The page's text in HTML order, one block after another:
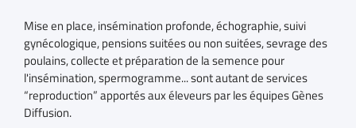
Mise en place, insémination profonde, échographie, suivi
gynécologique, pensions suitées ou non suitées, sevrage des
poulains, collecte et préparation de la semence pour
l'insémination, spermogramme... sont autant de services
“reproduction” apportés aux éleveurs par les équipes Gènes
Diffusion.